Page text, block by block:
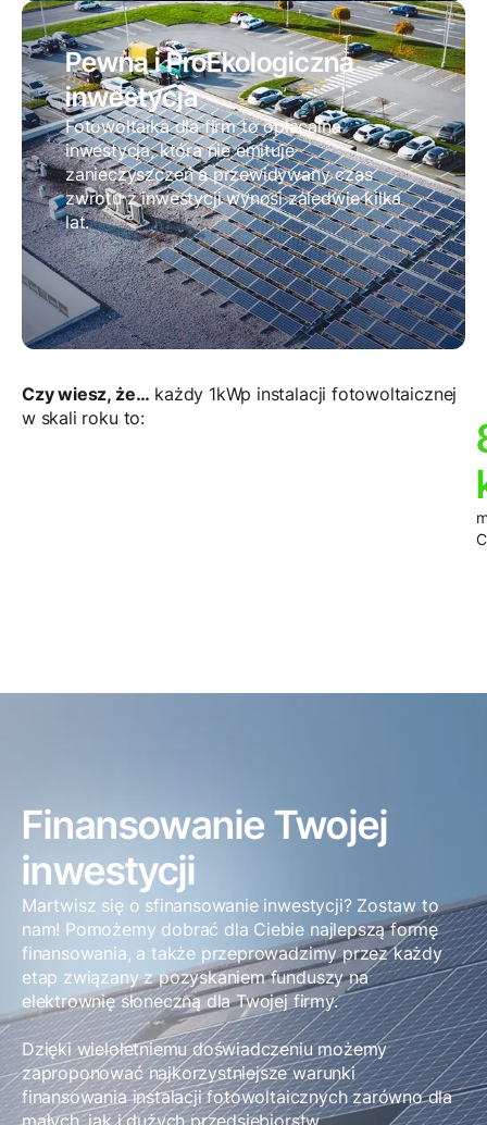
Pewna i ProEkologiczna
inwestycja
Fotowoltaika dla firm to opłacalna
inwestycja, która nie emituje
zanieczyszczeń a przewidywany czas
zwrotu z inwestycji wynosi zaledwie kilka
lat.
Czy wiesz, że… każdy 1kWp instalacji fotowoltaicznej
w skali roku to:
Finansowanie Twojej
inwestycji
Martwisz się o sfinansowanie inwestycji? Zostaw to
nam! Pomożemy dobrać dla Ciebie najlepszą formę
finansowania, a także przeprowadzimy przez każdy
etap związany z pozyskaniem funduszy na
elektrownię słoneczną dla Twojej firmy.
Dzięki wieloletniemu doświadczeniu możemy
zaproponować najkorzystniejsze warunki
finansowania instalacji fotowoltaicznych zarówno dla
małych, jak i dużych przedsiębiorstw.